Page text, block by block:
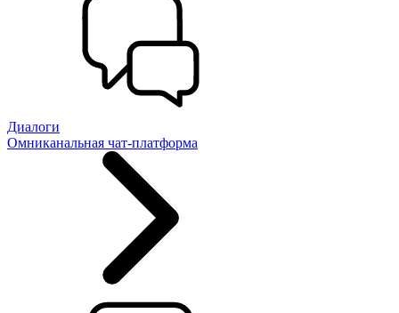
Диалоги
Омниканальная чат-платформа